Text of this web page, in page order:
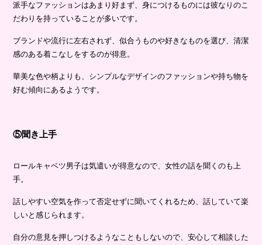
派手なファッションはあまり好まず、身につけるものには彼なりのこ
だわりを持っていることが多いです。
ブランドや流行に左右されず、似合うものや好きなものを選び、清潔
感のある着こなしをするのが得意。
華美な色や柄よりも、シンプルなデザインのファッションや持ち物を
好む傾向にあるようです。
⑤聞き上手
ロールキャベツ男子は気遣いが得意なので、女性の話を聞くのも上
手。
話しやすい空気を作って否定せずに聞いてくれるため、話していて楽
しいと感じられます。
自分の意見を押しつけるようなこともしないので、安心して相談した